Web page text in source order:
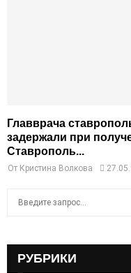
Главврача
задержали при
Ставрополь...
От Кристина Волкова
РУБРИКИ